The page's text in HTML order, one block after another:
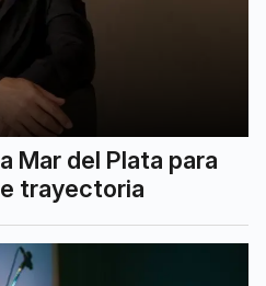
Mar del Plata para
trayectoria